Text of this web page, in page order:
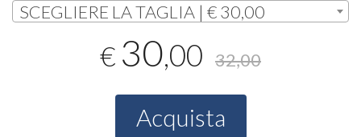
SCEGLIERE LA TAGLIA | € 30,00
€ 30,00 32,00
Acquista